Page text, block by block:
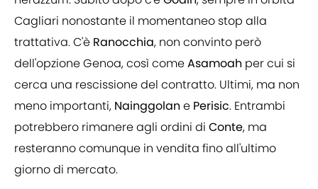
Cagliari nonostante il momentaneo stop alla
trattativa. C'è Ranocchia, non convinto però
dell'opzione Genoa, così comeAsamoah per cui si
cerca una rescissione del contratto. Ultimi, ma non
meno importanti, Nainggolan e Perisic. Entrambi
potrebbero rimanere agli ordini di Conte, ma
resteranno comunque in vendita fino all'ultimo
giorno di mercato.